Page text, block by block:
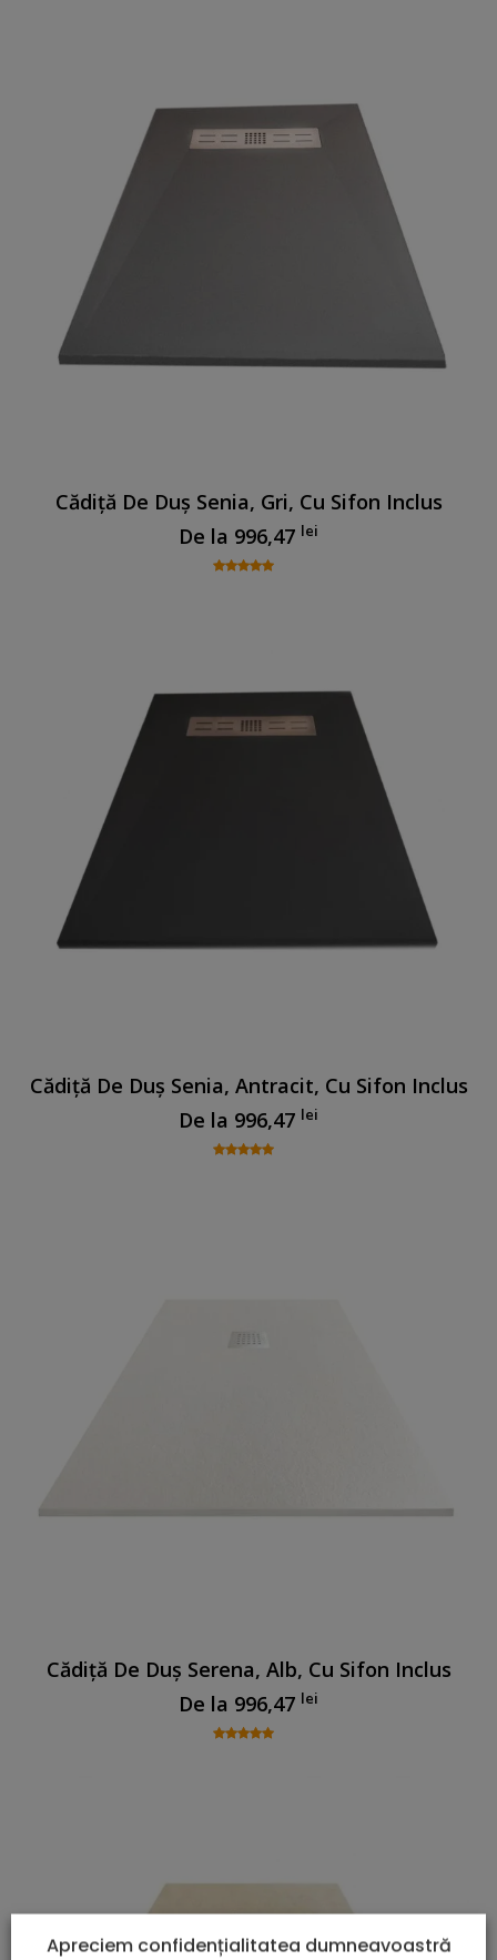
Cădiță De Duș Senia, Gri, Cu Sifon Inclus
De la 996,47 lei
Cădiță De Duș Senia, Antracit, Cu Sifon Inclus
De la 996,47 lei
Cădiță De Duș Serena, Alb, Cu Sifon Inclus
De la 996,47 lei
Apreciem confidențialitatea dumneavoastră